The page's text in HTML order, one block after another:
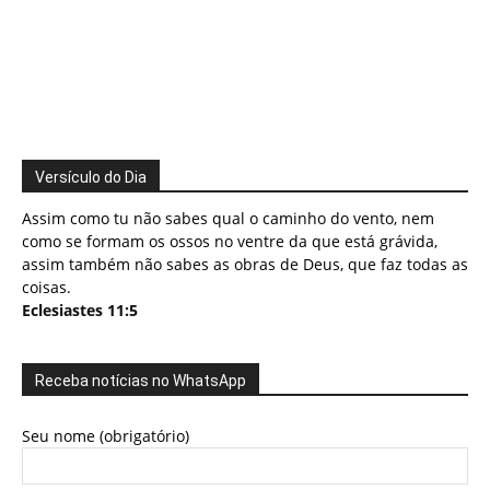
Versículo do Dia
Assim como tu não sabes qual o caminho do vento, nem
como se formam os ossos no ventre da que está grávida,
assim também não sabes as obras de Deus, que faz todas as
coisas.
Eclesiastes 11:5
Receba notícias no WhatsApp
Seu nome (obrigatório)